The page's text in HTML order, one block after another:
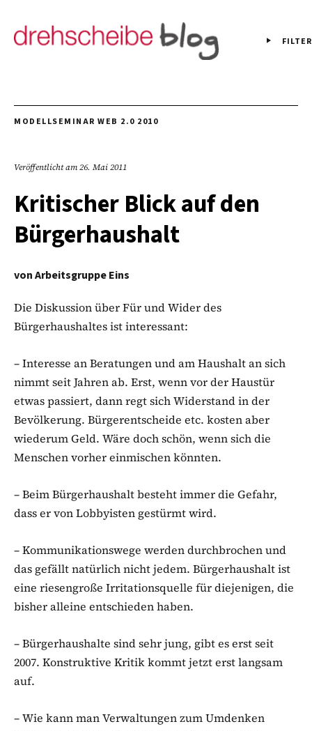
FILTER
MODELLSEMINAR WEB 2.0 2010
Veröffentlicht am26. Mai 2011
Kritischer Blick auf den
Bürgerhaushalt
vonArbeitsgruppe Eins
Die Diskussion über Für und Wider des
Bürgerhaushaltes ist interessant:
– Interesse an Beratungen und am Haushalt an sich
nimmt seit Jahren ab. Erst, wenn vor der Haustür
etwas passiert, dann regt sich Widerstand in der
Bevölkerung. Bürgerentscheide etc. kosten aber
wiederum Geld. Wäre doch schön, wenn sich die
Menschen vorher einmischen könnten.
– Beim Bürgerhaushalt besteht immer die Gefahr,
dass er von Lobbyisten gestürmt wird.
– Kommunikationswege werden durchbrochen und
das gefällt natürlich nicht jedem. Bürgerhaushalt ist
eine riesengroße Irritationsquelle für diejenigen, die
bisher alleine entschieden haben.
– Bürgerhaushalte sind sehr jung, gibt es erst seit
2007. Konstruktive Kritik kommt jetzt erst langsam
auf.
– Wie kann man Verwaltungen zum Umdenken